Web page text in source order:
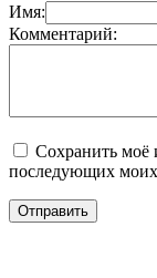
Имя:
Комментарий:
Сохранить моё
последующих